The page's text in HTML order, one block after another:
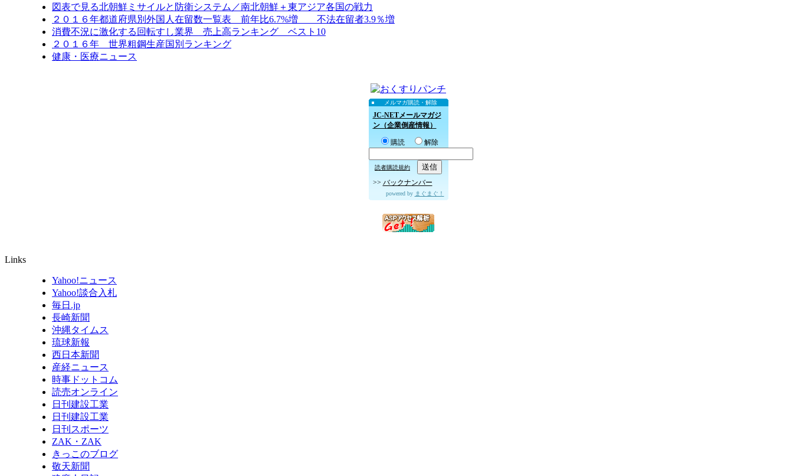
図表で見る北朝鮮ミサイルと防衛システム／南北朝鮮＋東アジア各国の戦力
２０１６年都道府県別外国人在留数一覧表 前年比6.7%増 不法在留者3.9％増
消費不況に激化する回転すし業界 売上高ランキング ベスト10
２０１６年 世界粗鋼生産国別ランキング
健康・医療ニュース
メルマガ購読・解除
JC-NETメールマガジ
ン（企業倒産情報）
購読 解除
読者購読規約
>> バックナンバー
powered by まぐまぐ！
Links
Yahoo!ニュース
Yahoo!談合入札
毎日.jp
長崎新聞
沖縄タイムス
琉球新報
西日本新聞
産経ニュース
時事ドットコム
読売オンライン
日刊建設工業
日刊建設工業
日刊スポーツ
ZAK・ZAK
きっこのブログ
敬天新聞